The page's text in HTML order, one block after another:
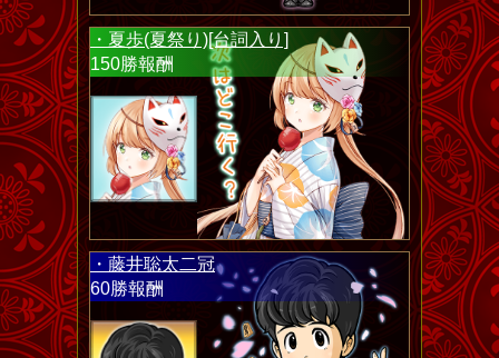
・夏歩(夏祭り)[台詞入り]
150勝報酬
・藤井聡太二冠
60勝報酬